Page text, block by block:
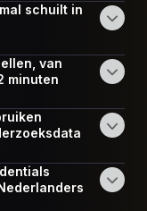
schuilt in
van
minuten